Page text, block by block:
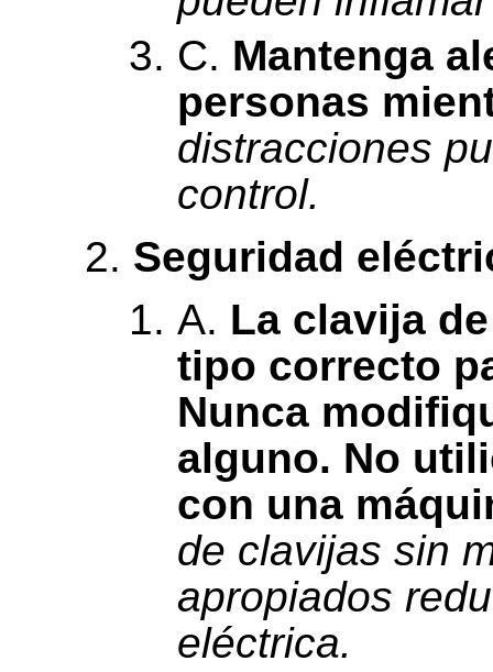
C. Mantenga
personas
distracciones
control.
Seguridad
A. La clavija
tipo correcto
Nunca
alguno. No
con una
de clavijas sin
apropiados
eléctrica.